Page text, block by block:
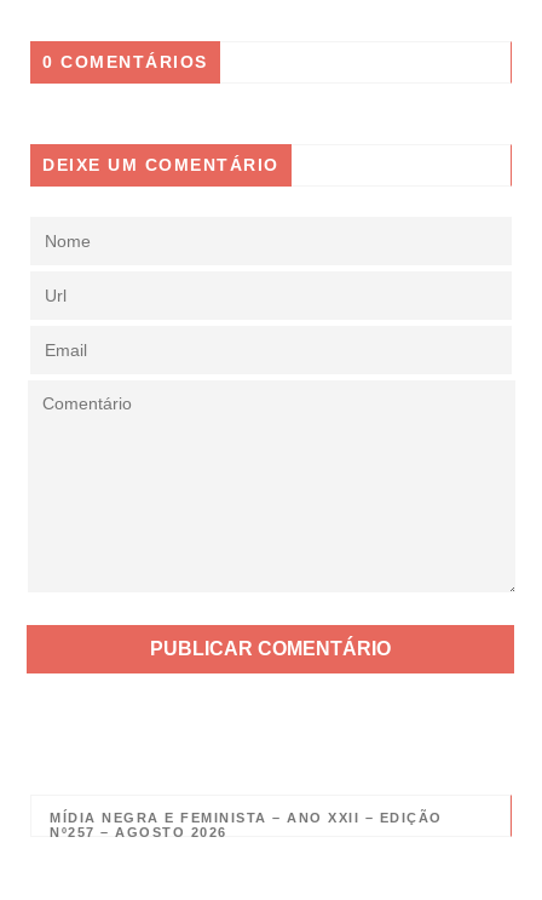
0 COMENTÁRIOS
DEIXE UM COMENTÁRIO
MÍDIA NEGRA E FEMINISTA – ANO XXII – EDIÇÃO
Nº257 – AGOSTO 2026